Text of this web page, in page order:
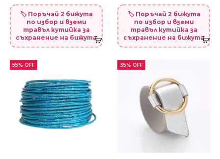
🏷️ Поръчай 2 бижута
по избор и вземи
травъл кутийка за
съхранение на бижута
🏷️ Поръчай 2 бижута
по избор и вземи
травъл кутийка за
съхранение на бижута
55% OFF 35% OFF